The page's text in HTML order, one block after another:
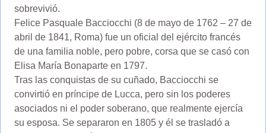
sobrevivió.
Felice Pasquale Bacciocchi (8 de mayo de 1762 – 27 de
abril de 1841, Roma) fue un oficial del ejército francés
de una familia noble, pero pobre, corsa que se casó con
Elisa María Bonaparte en 1797.
Tras las conquistas de su cuñado, Bacciocchi se
convirtió en príncipe de Lucca, pero sin los poderes
asociados ni el poder soberano, que realmente ejercía
su esposa. Se separaron en 1805 y él se trasladó a